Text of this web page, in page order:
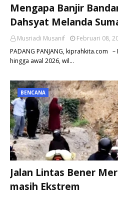
Mengapa Banjir
Dahsyat Melanda
Musriadi Musanif
Februari 08,
PADANG PANJANG, kiprahkita.com
hingga awal 2026, wil…
BENCANA
Jalan Lintas Bener
masih Ekstrem